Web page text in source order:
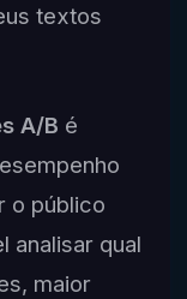
textos
A/B é
o público
analisar qual
maior